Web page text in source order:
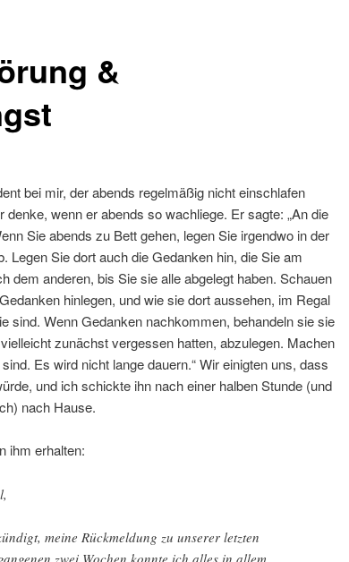
&
bei mir, der abends regelmäßig nicht einschlafen
wenn er abends so wachliege. Er sagte: „An die
Sie abends zu Bett gehen, legen Sie irgendwo in der
Legen Sie dort auch die Gedanken hin, die Sie am
dem anderen, bis Sie sie alle abgelegt haben. Schauen
hinlegen, und wie sie dort aussehen, im Regal
sind. Wenn Gedanken nachkommen, behandeln sie sie
zunächst vergessen hatten, abzulegen. Machen
Es wird nicht lange dauern.“ Wir einigten uns, dass
und ich schickte ihn nach einer halben Stunde (und
nach Hause.
ihm erhalten:
meine Rückmeldung zu unserer letzten